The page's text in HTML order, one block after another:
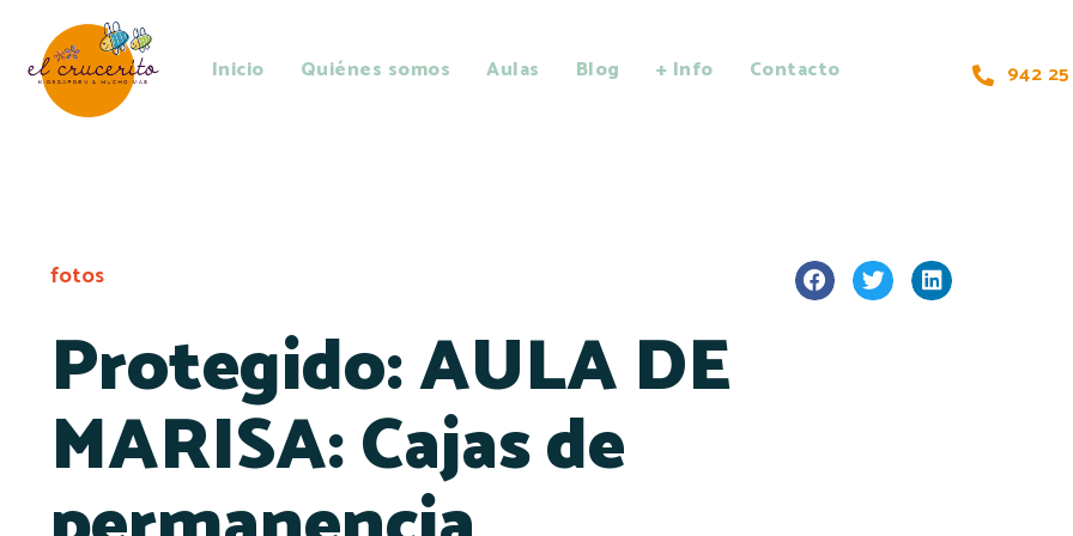
Inicio Quiénes somos Aulas Blog + Info Contacto 942
fotos
Protegido: AULA DE
MARISA: Cajas de